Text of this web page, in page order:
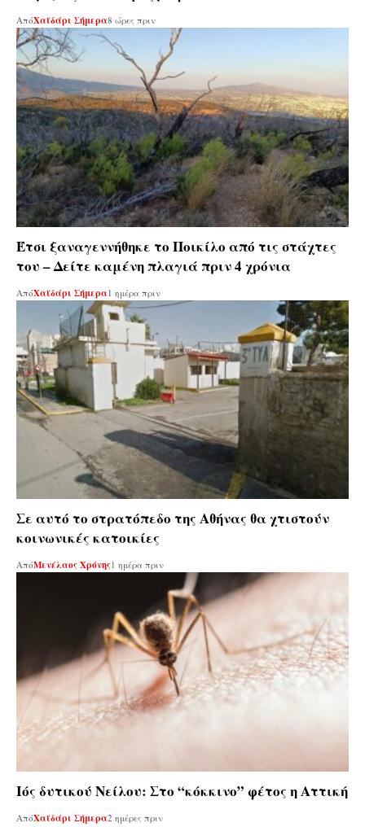
ΑπόΧαϊδάρι Σήμερα8 ώρες πριν
Έτσι ξαναγεννήθηκε το Ποικίλο από τις στάχτες
του – Δείτε καμένη πλαγιά πριν 4 χρόνια
ΑπόΧαϊδάρι Σήμερα 1 ημέρα πριν
Σε αυτό το στρατόπεδο της Αθήνας θα χτιστούν
κοινωνικές κατοικίες
ΑπόΜενέλαος Χρόνης1 ημέρα πριν
Ιός δυτικού Νείλου: Στο “κόκκινο” φέτος η Αττική
ΑπόΧαϊδάρι Σήμερα2 ημέρες πριν